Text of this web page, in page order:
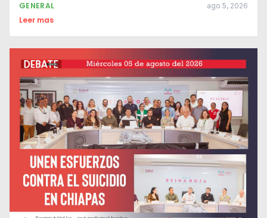
GENERAL ago 5, 2026
Leer mas